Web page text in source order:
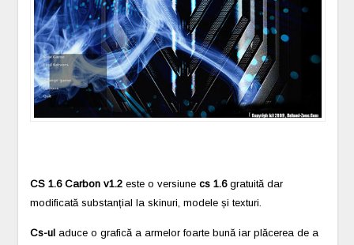
CS 1.6 Carbon v1.2 este o versiunecs 1.6gratuită dar
modificată substanțial la skinuri, modele și texturi.
Cs-ul aduce o grafică a armelor foarte bună iar plăcerea de a